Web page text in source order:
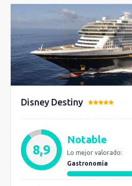
Disney Destiny
8,9
Notable
Lo mejor valorado:
Gastronomía